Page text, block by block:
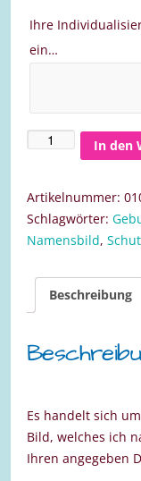
Ihre
ein…
einen
30
30
Menge
In den
Artikelnummer:
Schlagwörter:
Namensbild,
Beschreibung
Es handelt sich
Bild, welches ich
Ihren angegeben